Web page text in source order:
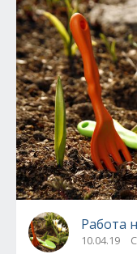
Работа
10.04.19